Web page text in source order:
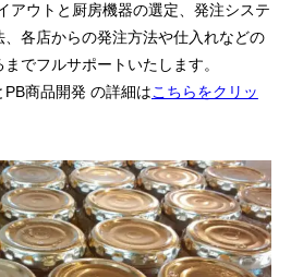
アウトと厨房機器の選定、発注システ
各店からの発注方法や仕入れなどの
でフルサポートいたします。
商品開発 の詳細はこちらをクリッ